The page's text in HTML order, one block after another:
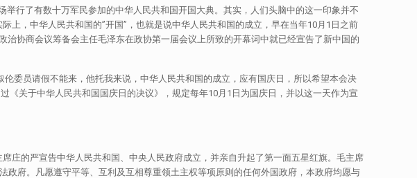
行了有数十万军民参加的中华人民共和国开国大典。其实，人们头脑中的这一印象并不
上，中华人民共和国的”开国”，也就是说中华人民共和国的成立，早在当年10月1日之前
治协商会议筹备会主任毛泽东在政协第一届会议上所致的开幕词中就已经宣告了新中国的
委员请假不能来，他托我来说，中华人民共和国的成立，应有国庆日，所以希望本会决
《关于中华人民共和国国庆日的决议》，规定每年10月1日为国庆日，并以这一天作为宣
庄的严宣告中华人民共和国、中央人民政府成立，并亲自升起了第一面五星红旗。毛主席
府。凡愿遵守平等、互利及互相尊重领土主权等项原则的任何外国政府，本政府均愿与